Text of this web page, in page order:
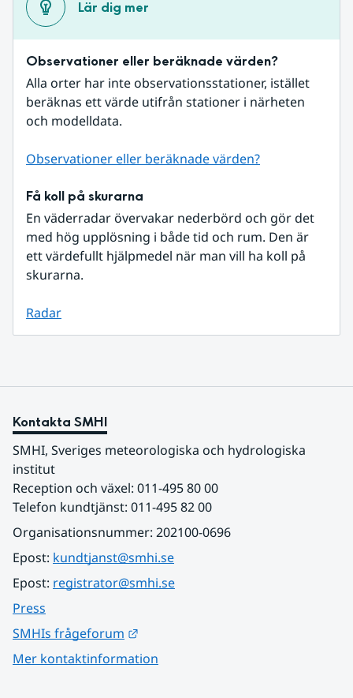
Lär dig mer
Observationer eller beräknade värden?
Alla orter har inte observationsstationer, istället
beräknas ett värde utifrån stationer i närheten
och modelldata.
Observationer eller beräknade värden?
Få koll på skurarna
En väderradar övervakar nederbörd och gör det
med hög upplösning i både tid och rum. Den är
ett värdefullt hjälpmedel när man vill ha koll på
skurarna.
Radar
Kontakta SMHI
SMHI, Sveriges meteorologiska och hydrologiska
institut
Reception och växel: 011-495 80 00
Telefon kundtjänst: 011-495 82 00
Organisationsnummer: 202100-0696
Epost: kundtjanst@smhi.se
Epost: registrator@smhi.se
Press
SMHIs frågeforum
Mer kontaktinformation